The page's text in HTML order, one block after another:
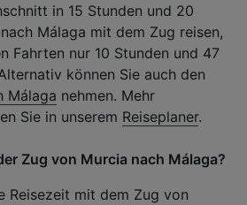
in 15 Stunden und 20
Málaga mit dem Zug reisen,
Fahrten nur 10 Stunden und 47
können Sie auch den
Málaga nehmen. Mehr
Sie in unserem Reiseplaner.
Zug von Murcia nach Málaga?
Reisezeit mit dem Zug von